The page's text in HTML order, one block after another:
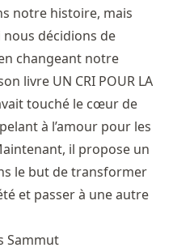
notre histoire, mais
nous décidions de
changeant notre
livre UN CRI POUR LA
touché le cœur de
à l’amour pour les
il propose un
le but de transformer
et passer à une autre
Sammut